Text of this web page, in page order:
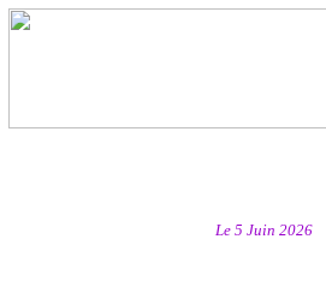
Le 5 Juin 2026